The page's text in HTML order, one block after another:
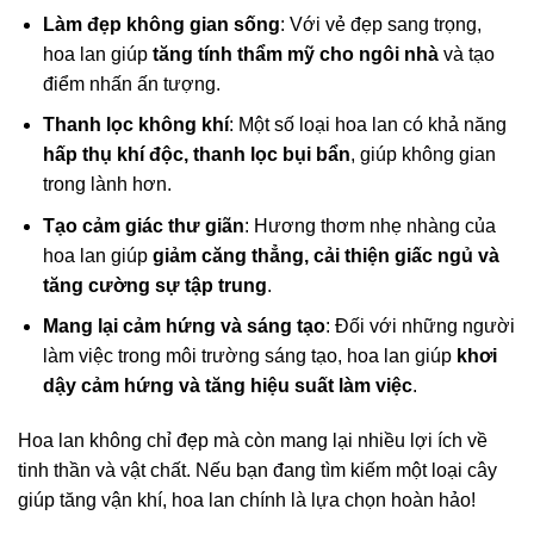
Làm đẹp không gian sống: Với vẻ đẹp sang trọng,
hoa lan giúp tăng tính thẩm mỹ cho ngôi nhàvà tạo
điểm nhấn ấn tượng.
Thanh lọc không khí: Một số loại hoa lan có khả năng
hấp thụ khí độc, thanh lọc bụi bẩn, giúp không gian
trong lành hơn.
Tạo cảm giác thư giãn: Hương thơm nhẹ nhàng của
hoa lan giúp giảm căng thẳng, cải thiện giấc ngủ và
tăng cường sự tập trung.
Mang lại cảm hứng và sáng tạo: Đối với những người
làm việc trong môi trường sáng tạo, hoa lan giúp khơi
dậy cảm hứng và tăng hiệu suất làm việc.
Hoa lan không chỉ đẹp mà còn mang lại nhiều lợi ích về
tinh thần và vật chất. Nếu bạn đang tìm kiếm một loại cây
giúp tăng vận khí, hoa lan chính là lựa chọn hoàn hảo!